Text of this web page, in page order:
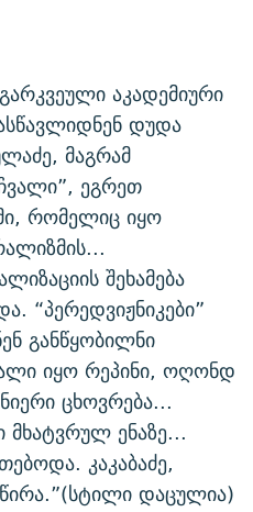
აკადემიური
დუდა
მაგრამ
ეგრეთ
რომელიც იყო
შეხამება
“პერედვიჟნიკები”
განწყობილნი
იყო რეპინი, ოღონდ
ცხოვრება...
მხატვრულ ენაზე...
კაკაბაძე,
დაცულია)